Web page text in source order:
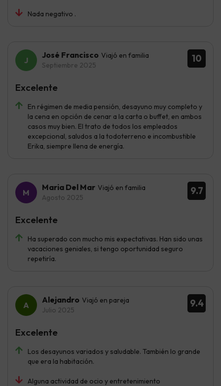
Nada negativo .
10
José Francisco Viajó en familia
Septiembre 2025
En régimen de media pensión, desayuno muy completo y
la cena en opción de cenar a la carta o buffet, en ambos
casos muy bien. El trato de todos los empleados
excepcional, saludos a la todoterreno e incombustible
Erika, siempre llena de energía.
Excelente
9.7
Maria Del Mar Viajó en familia
Agosto 2025
Ha superado con mucho mis expectativas. Han sido unas
vacaciones geniales, si tengo oportunidad seguro
repetiría.
Excelente
9.4
Alejandro Viajó en pareja
Julio 2025
Los desayunos variados y saludable. También lo grande
que era la habitación.
Alguna actividad de ocio y entretenimiento
Excelente